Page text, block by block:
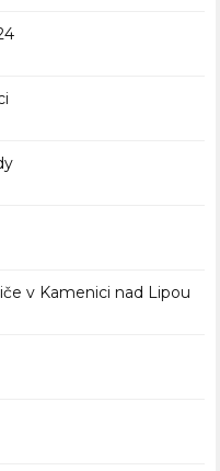
v Kamenici nad Lipou